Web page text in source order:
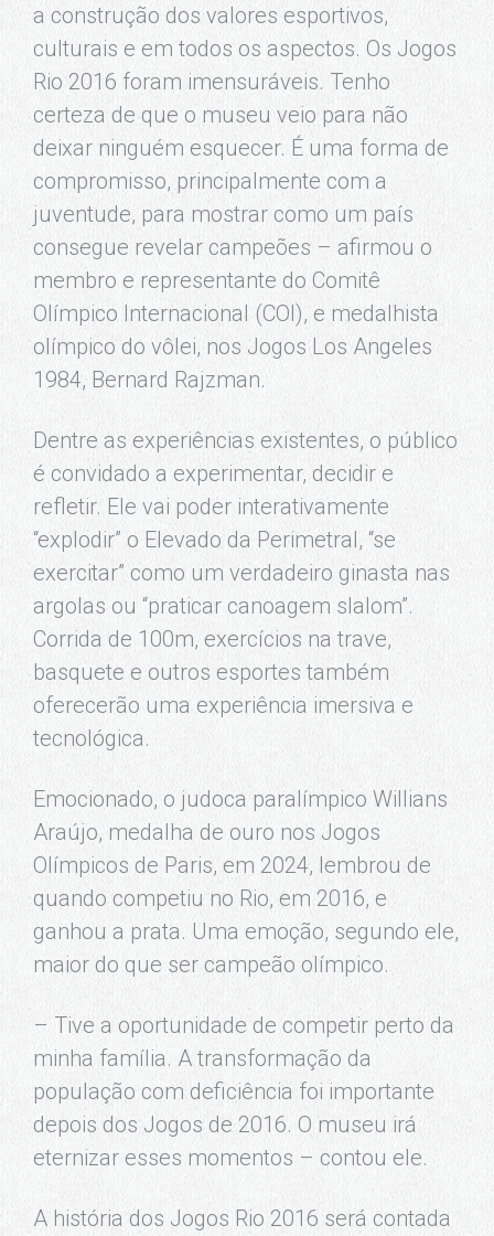
a construção dos valores esportivos,
culturais e em todos os aspectos. Os Jogos
Rio 2016 foram imensuráveis. Tenho
certeza de que o museu veio para não
deixar ninguém esquecer. É uma forma de
compromisso, principalmente com a
juventude, para mostrar como um país
consegue revelar campeões – afirmou o
membro e representante do Comitê
Olímpico Internacional (COI), e medalhista
olímpico do vôlei, nos Jogos Los Angeles
1984, Bernard Rajzman.
Dentre as experiências existentes, o público
é convidado a experimentar, decidir e
refletir. Ele vai poder interativamente
“explodir” o Elevado da Perimetral, “se
exercitar” como um verdadeiro ginasta nas
argolas ou “praticar canoagem slalom”.
Corrida de 100m, exercícios na trave,
basquete e outros esportes também
oferecerão uma experiência imersiva e
tecnológica.
Emocionado, o judoca paralímpico Willians
Araújo, medalha de ouro nos Jogos
Olímpicos de Paris, em 2024, lembrou de
quando competiu no Rio, em 2016, e
ganhou a prata. Uma emoção, segundo ele,
maior do que ser campeão olímpico.
– Tive a oportunidade de competir perto da
minha família. A transformação da
população com deficiência foi importante
depois dos Jogos de 2016. O museu irá
eternizar esses momentos – contou ele.
A história dos Jogos Rio 2016 será contada